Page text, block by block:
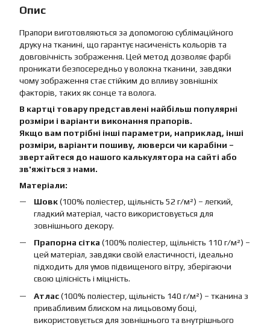
Опис
Прапори виготовляються за допомогою сублімаційного
друку на тканині, що гарантує насиченість кольорів та
довговічність зображення. Цей метод дозволяє фарбі
проникати безпосередньо у волокна тканини, завдяки
чому зображення стає стійким до впливу зовнішніх
факторів, таких як сонце та волога.
В картці товару представлені найбільш популярні
розміри і варіанти виконання прапорів.
Якщо вам потрібні інші параметри, наприклад, інші
розміри, варіанти пошиву, люверси чи карабіни –
звертайтеся до нашого калькулятора на сайті або
зв'яжіться з нами.
Матеріали:
Шовк(100% поліестер, щільність 52 г/м²) – легкий,
гладкий матеріал, часто використовується для
зовнішнього декору.
Прапорна сітка (100% поліестер, щільність 110 г/м²) –
цей матеріал, завдяки своїй еластичності, ідеально
підходить для умов підвищеного вітру, зберігаючи
свою цілісність і міцність.
Атлас(100% поліестер, щільність 140 г/м²) – тканина з
привабливим блиском на лицьовому боці,
використовується для зовнішнього та внутрішнього